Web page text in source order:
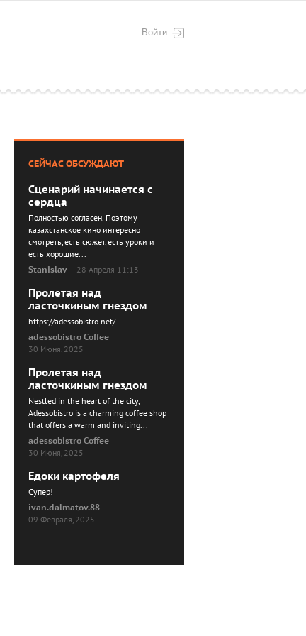
Войти
СЕЙЧАС ОБСУЖДАЮТ
Сценарий начинается с
сердца
Полностью согласен. Поэтому
казахстанское кино интересно
смотреть, есть сюжет, есть уроки и
есть хорошие...
Stanislav
28 Апреля 11:13
Пролетая над
ласточкиным гнездом
https://adessobistro.net/
adessobistro Coffee
30 Июня, 2025
Пролетая над
ласточкиным гнездом
Nestled in the heart of the city,
Adessobistro is a charming coffee shop
that offers a warm and inviting...
adessobistro Coffee
30 Июня, 2025
Едоки картофеля
Cупер!
ivan.dalmatov.88
09 Февраля, 2025